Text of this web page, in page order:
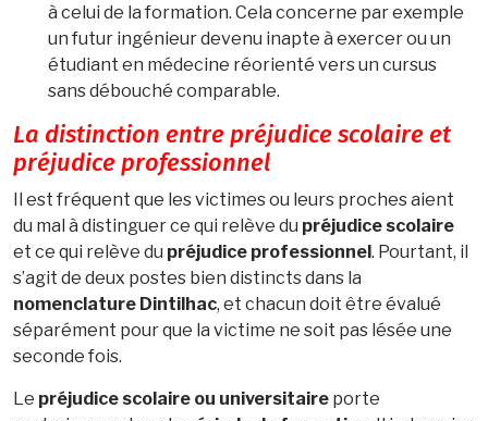
à celui de la formation. Cela concerne par exemple
un futur ingénieur devenu inapte à exercer ou un
étudiant en médecine réorienté vers un cursus
sans débouché comparable.
La distinction entre préjudice scolaire et
préjudice professionnel
Il est fréquent que les victimes ou leurs proches aient
du mal à distinguer ce qui relève du préjudice scolaire
et ce qui relève du préjudice professionnel. Pourtant, il
s’agit de deux postes bien distincts dans la
nomenclature Dintilhac, et chacun doit être évalué
séparément pour que la victime ne soit pas lésée une
seconde fois.
Le préjudice scolaire ou universitaire porte